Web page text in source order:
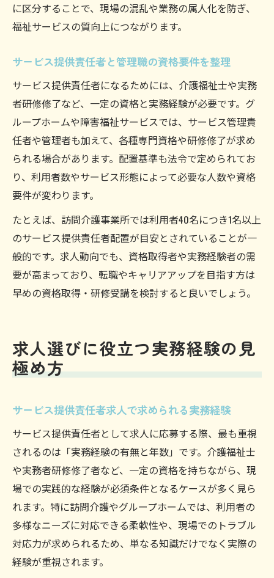
に区分することで、現場の混乱や業務の属人化を防ぎ、
福祉サービスの質向上につながります。
サービス提供責任者と管理職の資格要件を整理
サービス提供責任者になるためには、介護福祉士や実務
者研修修了など、一定の資格と実務経験が必要です。グ
ループホームや障害福祉サービスでは、サービス管理責
任者や管理者も加えて、各種専門資格や研修修了が求め
られる場合があります。配置基準も法令で定められてお
り、利用者数やサービス形態によって必要な人数や資格
要件が変わります。
たとえば、訪問介護事業所では利用者40名につき1名以上
のサービス提供責任者配置が目安とされていることが一
般的です。求人動向でも、資格取得者や実務経験者の需
要が高まっており、転職やキャリアアップを目指す方は
早めの資格取得・研修受講を検討すると良いでしょう。
求人選びに役立つ実務経験の見
極め方
サービス提供責任者求人で求められる実務経験
サービス提供責任者として求人に応募する際、最も重視
されるのは「実務経験の有無と年数」です。介護福祉士
や実務者研修修了者など、一定の資格を持ちながら、現
場での実践的な経験が必須条件となるケースが多く見ら
れます。特に訪問介護やグループホームでは、利用者の
多様なニーズに対応できる柔軟性や、現場でのトラブル
対応力が求められるため、単なる知識だけでなく実際の
経験が重視されます。